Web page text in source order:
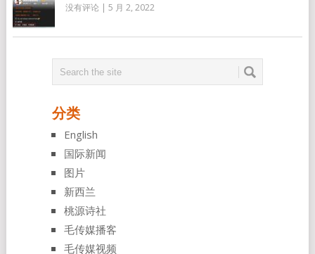
没有评论 | 5 月 2, 2022
分类
English
国际新闻
图片
新西兰
桃源诗社
毛传媒播客
毛传媒视频